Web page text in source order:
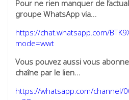
Pour ne rien manquer de
groupe WhatsApp via…
https://chat.whatsapp.com/
mode=wwt
Vous pouvez aussi vous
chaîne par le lien…
https://whatsapp.com/channel/